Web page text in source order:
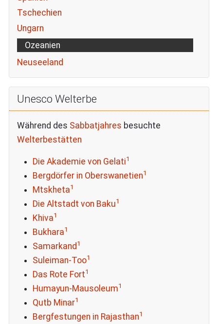
Tschechien
Ungarn
Ozeanien
Neuseeland
Unesco Welterbe
Während des Sabbatjahres besuchte
Welterbestätten
Die Akademie von Gelati1
Bergdörfer in Oberswanetien1
Mtskheta1
Die Altstadt von Baku1
Khiva1
Bukhara1
Samarkand 1
Suleiman-Too1
Das Rote Fort1
Humayun-Mausoleum1
Qutb Minar1
Bergfestungen in Rajasthan1